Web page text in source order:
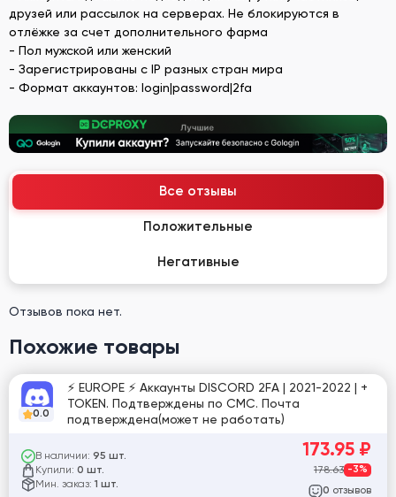
друзей или рассылок на серверах. Не блокируются в
отлёжке за счет дополнительного фарма
- Пол мужской или женский
- Зарегистрированы с IP разных стран мира
- Формат аккаунтов: login|password|2fa
Все отзывы
Положительные
Негативные
Отзывов пока нет.
Похожие товары
0.0
⚡️ EUROPE ⚡️ Аккаунты DISCORD 2FA | 2021-2022 | +
TOKEN. Подтверждены по СМС. Почта
подтверждена(может не работать)
В наличии: 95 шт.
Купили: 0 шт.
Мин. заказ: 1 шт.
173.95 ₽
178.63 -3%
0 отзывов